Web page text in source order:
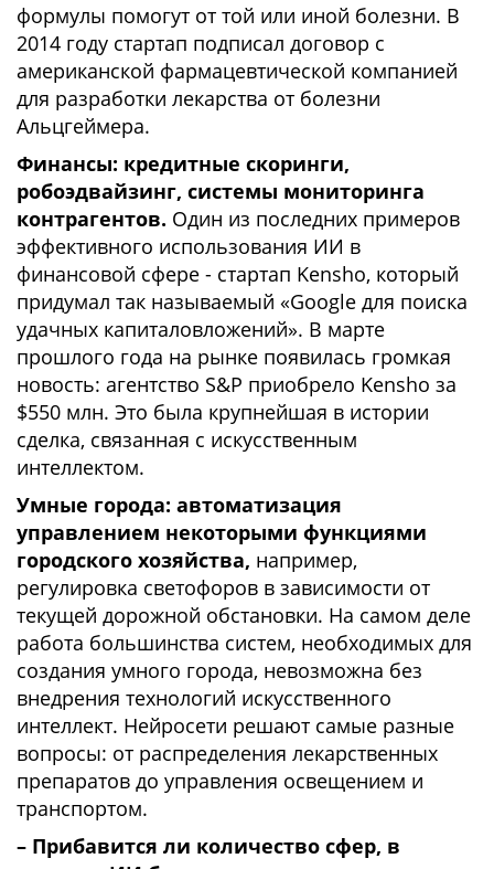
формулы помогут от той или иной болезни. В
2014 году стартап подписал договор с
американской фармацевтической компанией
для разработки лекарства от болезни
Альцгеймера.
Финансы: кредитные скоринги,
робоэдвайзинг, системы мониторинга
контрагентов. Один из последних примеров
эффективного использования ИИ в
финансовой сфере - стартап Kensho, который
придумал так называемый «Google для поиска
удачных капиталовложений». В марте
прошлого года на рынке появилась громкая
новость: агентство S&P приобрело Kensho за
$550 млн. Это была крупнейшая в истории
сделка, связанная с искусственным
интеллектом.
Умные города: автоматизация
управлением некоторыми функциями
городского хозяйства, например,
регулировка светофоров в зависимости от
текущей дорожной обстановки. На самом деле
работа большинства систем, необходимых для
создания умного города, невозможна без
внедрения технологий искусственного
интеллект. Нейросети решают самые разные
вопросы: от распределения лекарственных
препаратов до управления освещением и
транспортом.
– Прибавится ли количество сфер, в